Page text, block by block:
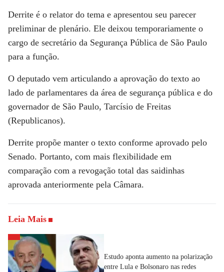
Derrite é o relator do tema e apresentou seu parecer
preliminar de plenário. Ele deixou temporariamente o
cargo de secretário da Segurança Pública de São Paulo
para a função.
O deputado vem articulando a aprovação do texto ao
lado de parlamentares da área de segurança pública e do
governador de São Paulo, Tarcísio de Freitas
(Republicanos).
Derrite propõe manter o texto conforme aprovado pelo
Senado. Portanto, com mais flexibilidade em
comparação com a revogação total das saidinhas
aprovada anteriormente pela Câmara.
Leia Mais
Estudo aponta aumento na polarização
entre Lula e Bolsonaro nas redes